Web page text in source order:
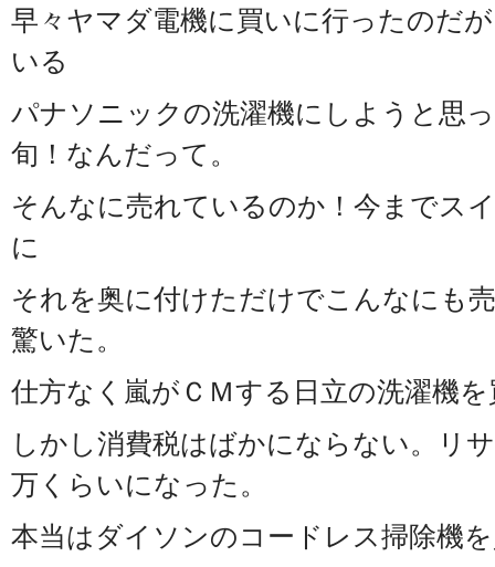
早々ヤマダ電機に買いに行ったの
いる
パナソニックの洗濯機にしようと思
旬！なんだって。
そんなに売れているのか！今までス
に
それを奥に付けただけでこんなにも
驚いた。
仕方なく嵐がＣＭする日立の洗濯機
しかし消費税はばかにならない。リ
万くらいになった。
本当はダイソンのコードレス掃除機